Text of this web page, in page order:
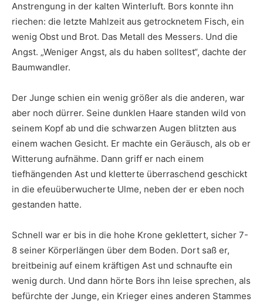
Anstrengung in der kalten Winterluft. Bors konnte ihn
riechen: die letzte Mahlzeit aus getrocknetem Fisch, ein
wenig Obst und Brot. Das Metall des Messers. Und die
Angst. „Weniger Angst, als du haben solltest“, dachte der
Baumwandler.
Der Junge schien ein wenig größer als die anderen, war
aber noch dürrer. Seine dunklen Haare standen wild von
seinem Kopf ab und die schwarzen Augen blitzten aus
einem wachen Gesicht. Er machte ein Geräusch, als ob er
Witterung aufnähme. Dann griff er nach einem
tiefhängenden Ast und kletterte überraschend geschickt
in die efeuüberwucherte Ulme, neben der er eben noch
gestanden hatte.
Schnell war er bis in die hohe Krone geklettert, sicher 7-
8 seiner Körperlängen über dem Boden. Dort saß er,
breitbeinig auf einem kräftigen Ast und schnaufte ein
wenig durch. Und dann hörte Bors ihn leise sprechen, als
befürchte der Junge, ein Krieger eines anderen Stammes